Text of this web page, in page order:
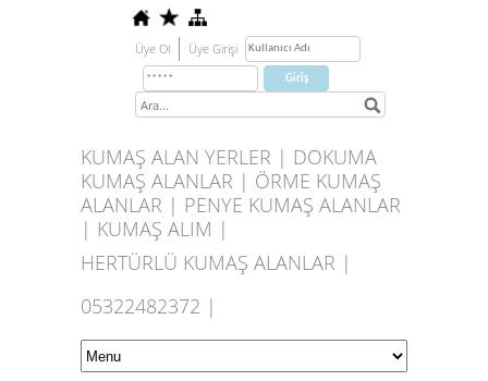
Üye Ol Üye Girişi
KUMAŞ ALAN YERLER | DOKUMA
KUMAŞ ALANLAR | ÖRME KUMAŞ
ALANLAR | PENYE KUMAŞ ALANLAR
| KUMAŞ ALIM |
HERTÜRLÜ KUMAŞ ALANLAR |
05322482372 |